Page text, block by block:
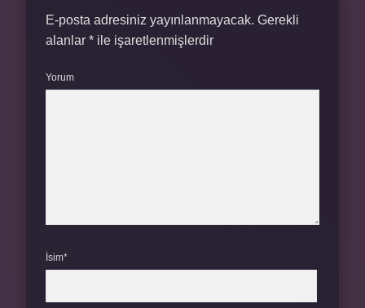
E-posta adresiniz yayınlanmayacak. Gerekli
alanlar * ile işaretlenmişlerdir
Yorum
İsim*